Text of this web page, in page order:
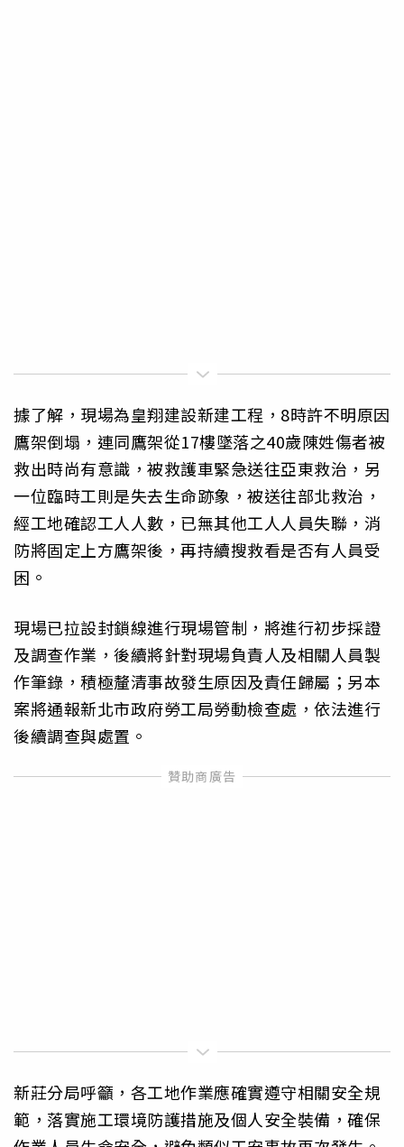
據了解，現場為皇翔建設新建工程，8時許不明原因
鷹架倒塌，連同鷹架從17樓墜落之40歲陳姓傷者被
救出時尚有意識，被救護車緊急送往亞東救治，另
一位臨時工則是失去生命跡象，被送往部北救治，
經工地確認工人人數，已無其他工人人員失聯，消
防將固定上方鷹架後，再持續搜救看是否有人員受
困。
現場已拉設封鎖線進行現場管制，將進行初步採證
及調查作業，後續將針對現場負責人及相關人員製
作筆錄，積極釐清事故發生原因及責任歸屬；另本
案將通報新北市政府勞工局勞動檢查處，依法進行
後續調查與處置。
新莊分局呼籲，各工地作業應確實遵守相關安全規
範，落實施工環境防護措施及個人安全裝備，確保